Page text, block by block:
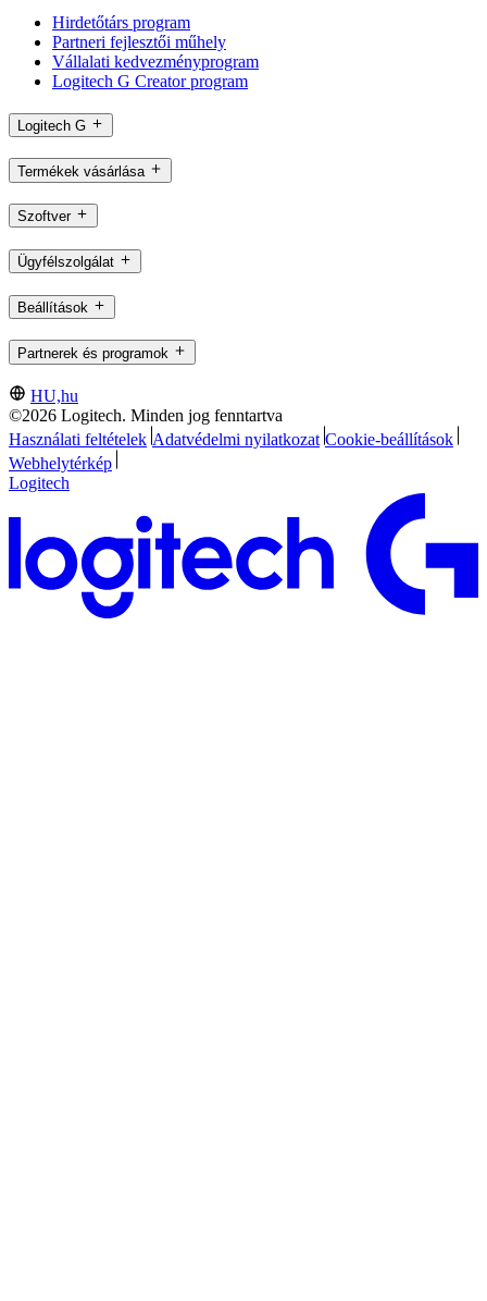
Hirdetőtárs program
Partneri fejlesztői műhely
Vállalati kedvezményprogram
Logitech G Creator program
Logitech G
Termékek vásárlása
Szoftver
Ügyfélszolgálat
Beállítások
Partnerek és programok
HU,hu
©2026 Logitech. Minden jog fenntartva
Használati feltételek Adatvédelmi nyilatkozat Cookie-beállítások
Webhelytérkép
Logitech